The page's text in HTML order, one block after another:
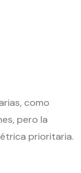
como
pero la
prioritaria.